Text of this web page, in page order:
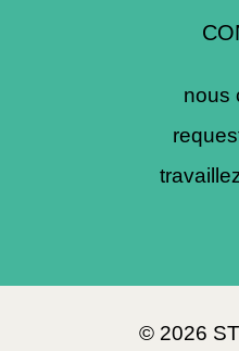
nous
© 2026